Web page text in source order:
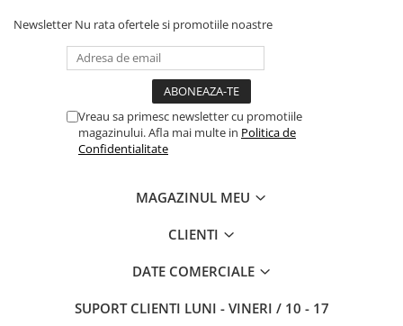
Newsletter Nu rata ofertele si promotiile noastre
Vreau sa primesc newsletter cu promotiile
magazinului. Afla mai multe in Politica de
Confidentialitate
MAGAZINUL MEU
CLIENTI
DATE COMERCIALE
SUPORT CLIENTI LUNI - VINERI / 10 - 17